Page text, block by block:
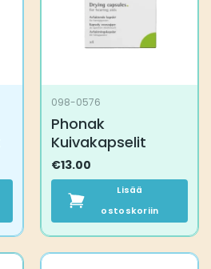
098-0576
Phonak
Kuivakapselit
€13.00
Lisää
ostoskoriin